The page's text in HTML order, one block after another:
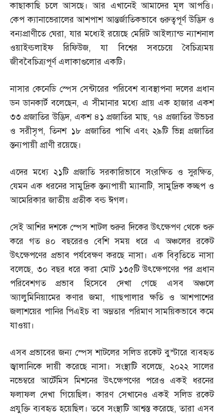
কাছাকাছি চলে আসছে। আর এখানেই আমাদের মূল আপত্তি।
কেপ ক্যানাভেরালের আশপাশ আন্তর্জাতিকভাবে গুরুত্বপূর্ণ উদ্ভিদ ও
বন্যপ্রাণীতে ঘেরা,যার মধ্যেই রয়েছে মেরিট আইল্যান্ড ন্যাশনাল
ওয়াইল্ডলাইফ রিফিউজ,যা বিশ্বের সবচেয়ে বৈচিত্র্যময়
জীববৈচিত্র্যপূর্ণ এলাকাগুলোর একটি।
নাসার কেনেডি স্পেস সেন্টারের পরিবেশ ব্যবস্থাপনা দলের প্রধান
ডন ডানকার্ট বলেছেন, এ সীমানার মধ্যে প্রায় এক হাজার একশ
৩৩ প্রজাতির উদ্ভিদ,একশ ৪১ প্রজাতির মাছ, ৭৪ প্রজাতির উভচর
ও সরীসৃপ,তিনশ ১৮ প্রজাতির পাখি এবং ২৯টি ভিন্ন প্রজাতির
স্তন্যপায়ী প্রাণী রয়েছে।
এদের মধ্যে ২১টি প্রজাতি সরকারিভাবে সংরক্ষিত ও সুরক্ষিত,
যেমন এক ধরনের সামুদ্রিক স্তন্যপায়ী ম্যানাটি,সামুদ্রিক কচ্ছপ ও
আমেরিকার জাতীয় প্রতীক বল্ড ঈগল।
সেই আশির দশকে স্পেস শাটল শুরুর দিকের উৎক্ষেপণ থেকে শুরু
করে গত ৪০ বছরেরও বেশি সময় ধরে এ অঞ্চলের রকেট
উৎক্ষেপণের প্রভাব পর্যবেক্ষণ করছে নাসা। এক বিবৃতিতে নাসা
বলেছে, ৩০ বছর ধরে করা মোট ১৩৫টি উৎক্ষেপণের পর প্রধান
পরিবেশগত প্রভাব হিসেবে দেখা গেছে এসব অঞ্চলে
অ্যালুমিনিয়ামের কণার জমা, গাছপালার ক্ষতি ও আশপাশের
জলাশয়ের পানির পিএইচ বা অম্লতার পরিমাণ সাময়িকভাবে কমে
যাওয়া।
এসব প্রভাবের জন্য স্পেস শাটলের সলিড রকেট বুস্টারে ব্যবহৃত
জ্বালানিকে দায়ী করেছে নাসা। সংস্থাটি বলেছে, ২০২২ সালের
নভেম্বরে আর্টেমিস মিশনের উৎক্ষেপণের পরেও একই ধরনের
ফলাফল দেখা গিয়েছিল। কারণ সেখানেও একই সলিড রকেট
প্রযুক্তি ব্যবহৃত হয়েছিল। তবে সংস্থাটি আশ্বস্ত করেছে,তারা এসব